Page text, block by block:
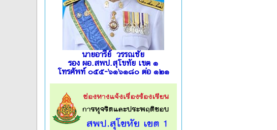
นายอารีย์ วรรณชัย
รอง ผอ.สพป.สุโขทัย เขต ๑
โทรศัพท์ ๐๕๕-๖๑๖๑๘๐ ต่อ ๑๒๑